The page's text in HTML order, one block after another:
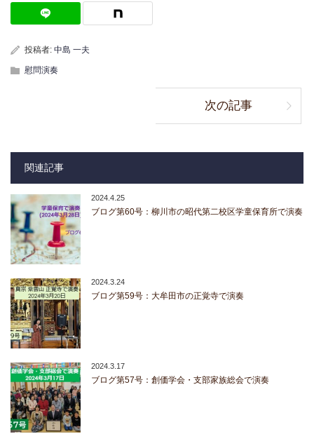
投稿者: 中島 一夫
慰問演奏
次の記事
関連記事
2024.4.25
ブログ第60号：柳川市の昭代第二校区学童保育所で演奏
2024.3.24
ブログ第59号：大牟田市の正覚寺で演奏
2024.3.17
ブログ第57号：創価学会・支部家族総会で演奏